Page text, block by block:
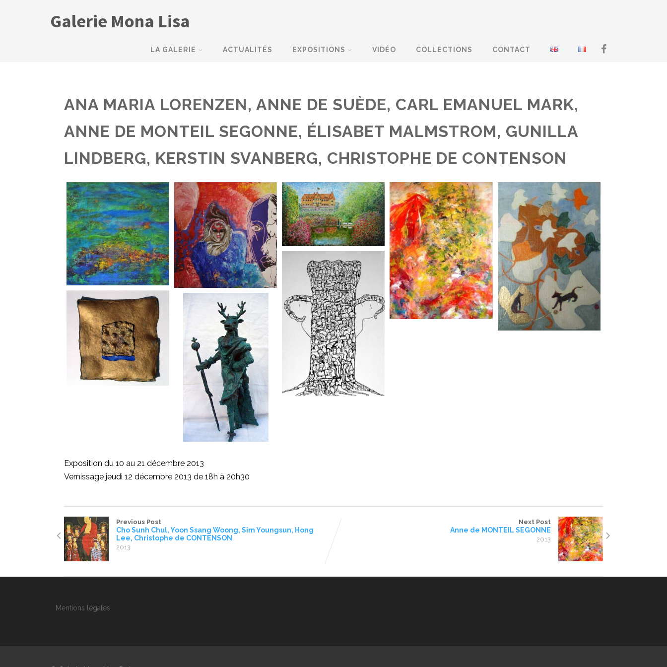
Galerie Mona Lisa
LA GALERIE ACTUALITÉS EXPOSITIONS VIDÉO COLLECTIONS CONTACT
ANA MARIA LORENZEN, ANNE DE SUÈDE, CARL EMANUEL MARK,
ANNE DE MONTEIL SEGONNE, ÉLISABET MALMSTROM, GUNILLA
LINDBERG, KERSTIN SVANBERG, CHRISTOPHE DE CONTENSON
Exposition du 10 au 21 décembre 2013
Vernissage jeudi 12 décembre 2013 de 18h à 20h30
Previous Post
Cho Sunh Chul, Yoon Ssang Woong, Sim Youngsun, Hong
Lee, Christophe de CONTENSON
2013
Next Post
Anne de MONTEIL SEGONNE
2013
Mentions légales